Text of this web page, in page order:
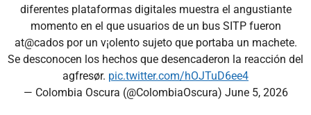
diferentes plataformas digitales muestra el angustiante
momento en el que usuarios de un bus SITP fueron
at@cados por un v¡olento sujeto que portaba un machete.
Se desconocen los hechos que desencaderon la reacción del
agfresør. pic.twitter.com/hOJTuD6ee4
— Colombia Oscura (@ColombiaOscura) June 5, 2026